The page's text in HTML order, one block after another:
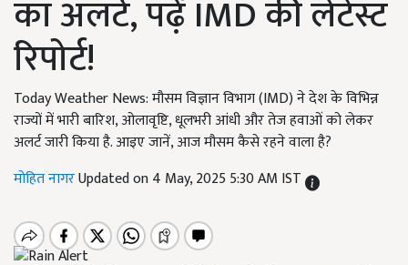
का अलर्ट, पढ़ें IMD की लेटेस्ट
रिपोर्ट!
Today Weather News: मौसम विज्ञान विभाग (IMD) ने देश के विभिन्न
राज्यों में भारी बारिश, ओलावृष्टि, धूलभरी आंधी और तेज हवाओं को लेकर
अलर्ट जारी किया है. आइए जानें, आज मौसम कैसे रहने वाला है?
मोहित नागरUpdated on 4 May, 2025 5:30 AM IST